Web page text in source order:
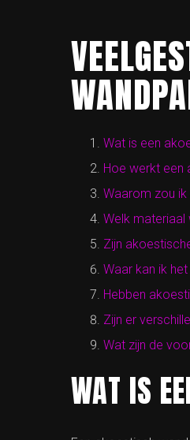
Wat is een
Hoe werkt een
Waarom zou
Welk
Zijn
Waar kan ik
Hebben
Zijn er
Wat zijn de
WAT IS